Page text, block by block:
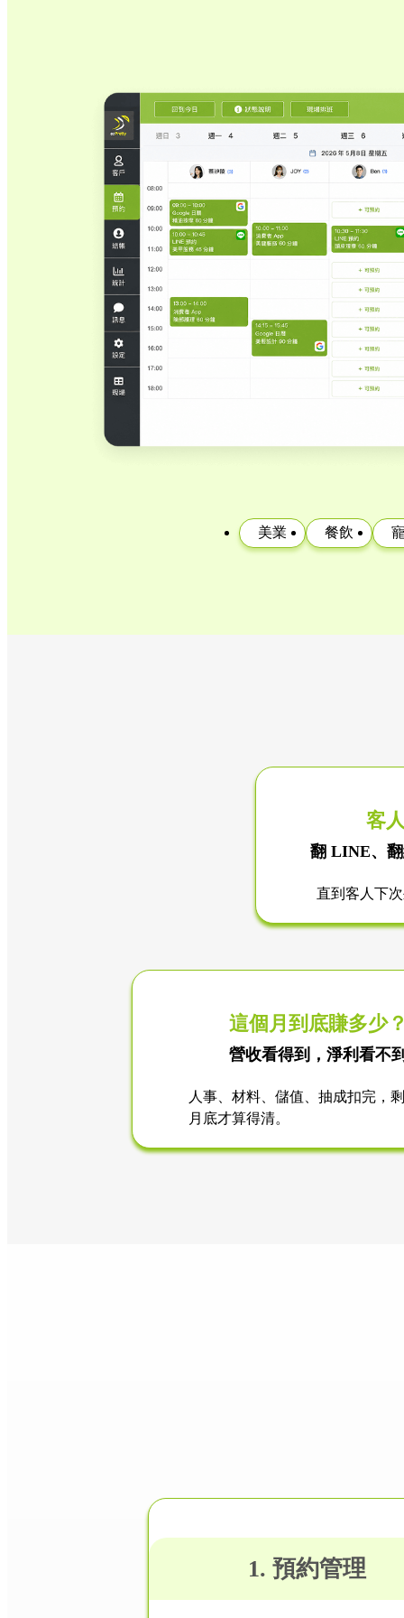
美業 餐飲
客
翻 LINE、
直到客人下
這個月到底賺多少
營收看得到，淨利看不
人事、材料、儲值、抽成扣完，
月底才算得清。
1. 預約管理